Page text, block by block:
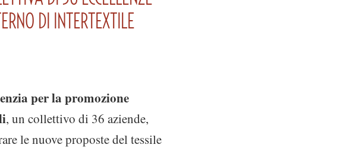
DI INTERTEXTILE
per la promozione
, un collettivo di 36 aziende,
le nuove proposte del tessile